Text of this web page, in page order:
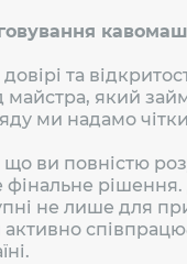
та
майстра, який
ми надамо
ви повністю
не лише для